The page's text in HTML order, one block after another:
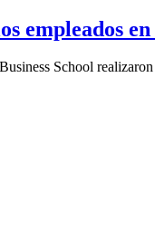
empleados en
School